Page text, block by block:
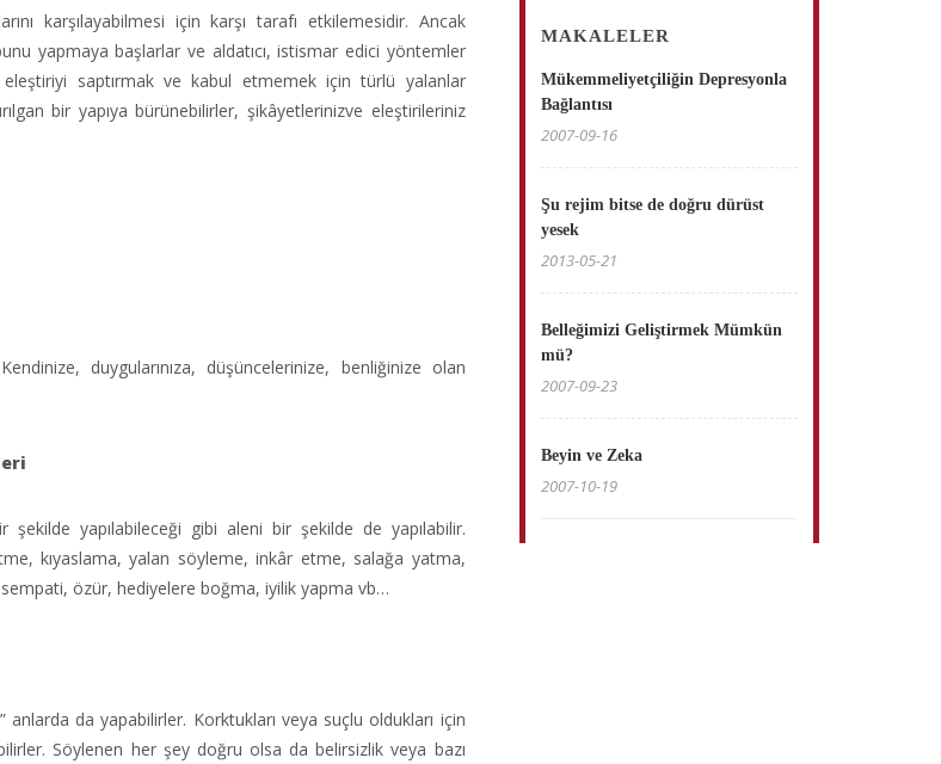
karşılayabilmesi için karşı tarafı etkilemesidir. Ancak
yapmaya başlarlar ve aldatıcı, istismar edici yöntemler
saptırmak ve kabul etmemek için türlü yalanlar
bir yapıya bürünebilirler, şikâyetlerinizve eleştirileriniz
duygularınıza, düşüncelerinize, benliğinize olan
yapılabileceği gibi aleni bir şekilde de yapılabilir.
kıyaslama, yalan söyleme, inkâr etme, salağa yatma,
özür, hediyelere boğma, iyilik yapma vb…
da yapabilirler. Korktukları veya suçlu oldukları için
Söylenen her şey doğru olsa da belirsizlik veya bazı
MAKALELER
Mükemmeliyetçiliğin Depresyonla
Bağlantısı
2007-09-16
Şu rejim bitse de doğru dürüst
yesek
2013-05-21
Belleğimizi Geliştirmek Mümkün
mü?
2007-09-23
Beyin ve Zeka
2007-10-19